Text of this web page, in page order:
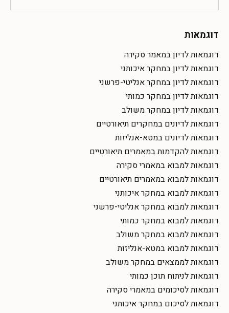
דוגמאות
דוגמאות לדיון במאמר סקירה
דוגמאות לדיון במחקר איכותני
דוגמאות לדיון במחקר אנליטי-פרשני
דוגמאות לדיון במחקר כמותי
דוגמאות לדיון במחקר משולב
דוגמאות לדיונים במחקרים תיאורטיים
דוגמאות לדיונים במטא-אנליזות
דוגמאות להקדמות במאמרים תיאורטיים
דוגמאות למבוא במאמרי סקירה
דוגמאות למבוא במאמרים תיאורטיים
דוגמאות למבוא במחקר איכותני
דוגמאות למבוא במחקר אנליטי-פרשני
דוגמאות למבוא במחקר כמותי
דוגמאות למבוא במחקר משולב
דוגמאות למבוא במטא-אנליזות
דוגמאות לממצאים במחקר משולב
דוגמאות לניתוח תוכן כמותי
דוגמאות לסיכומים במאמרי סקירה
דוגמאות לסיכום במחקר איכותני